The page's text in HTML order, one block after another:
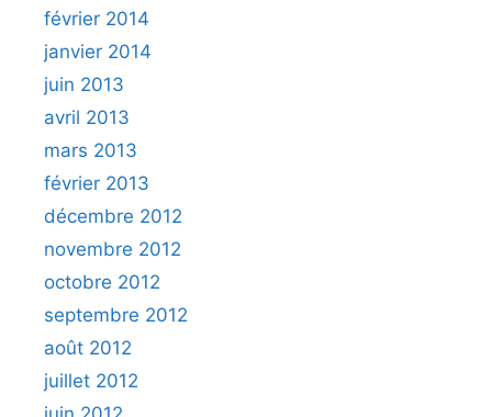
février 2014
janvier 2014
juin 2013
avril 2013
mars 2013
février 2013
décembre 2012
novembre 2012
octobre 2012
septembre 2012
août 2012
juillet 2012